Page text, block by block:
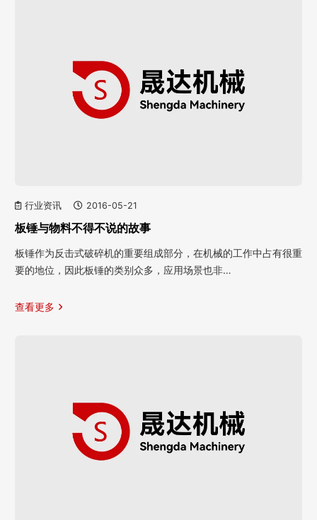
行业资讯 2016-05-21
板锤与物料不得不说的故事
板锤作为反击式破碎机的重要组成部分，在机械的工作中占有很重
要的地位，因此板锤的类别众多，应用场景也非…
查看更多